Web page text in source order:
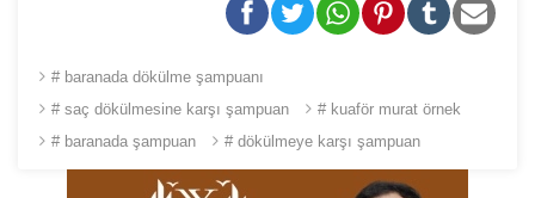
# baranada dökülme şampuanı
# saç dökülmesine karşı şampuan
# kuaför murat örnek
# baranada şampuan
# dökülmeye karşı şampuan